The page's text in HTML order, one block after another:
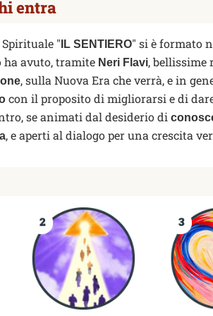
entra
" IL SENTIERO" si è formato
ha avuto, tramite Neri Flavi, bellissime
, sulla Nuova Era che verrà, e in
con il proposito di migliorarsi e di
se animati dal desiderio di
, e aperti al dialogo per una crescita